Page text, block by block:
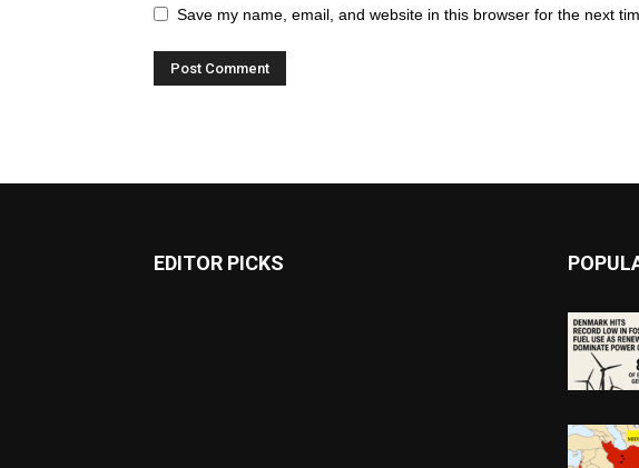
Save my name, email, and website in this browser for the next
EDITOR PICKS